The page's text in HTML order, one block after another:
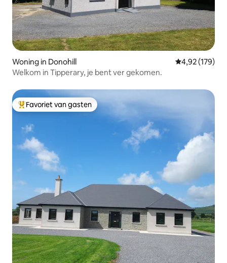
Woning in Donohill Gemiddelde
4,92 (179)
Welkom in Tipperary, je bent ver gekomen.
Topfavoriet van gasten
Favoriet van gasten